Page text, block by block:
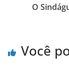
O
Você